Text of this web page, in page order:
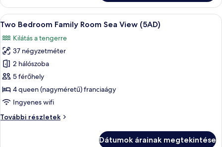
(4+1)
Sea
View
(4+1)
részletei
A
következő
szoba
összes
képének
megtekintése:
Two
Bedroom
Family
Room
Minibár, széf a szobában, íróasztal
5
Two Bedroom Family Room Sea View (5AD)
Kilátás a tengerre
37 négyzetméter
2 hálószoba
5 férőhely
4 queen (nagyméretű) franciaágy
Ingyenes wifi
További részletek
Two
Dátumok árainak megtekintése